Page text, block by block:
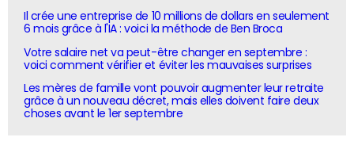
Il crée une entreprise de 10 millions de dollars en seulement
6 mois grâce à l'IA : voici la méthode de Ben Broca
Votre salaire net va peut-être changer en septembre :
voici comment vérifier et éviter les mauvaises surprises
Les mères de famille vont pouvoir augmenter leur retraite
grâce à un nouveau décret, mais elles doivent faire deux
choses avant le 1er septembre